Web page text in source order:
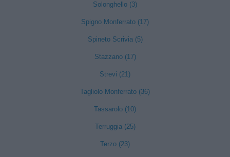
Solonghello (3)
Spigno Monferrato (17)
Spineto Scrivia (5)
Stazzano (17)
Strevi (21)
Tagliolo Monferrato (36)
Tassarolo (10)
Terruggia (25)
Terzo (23)